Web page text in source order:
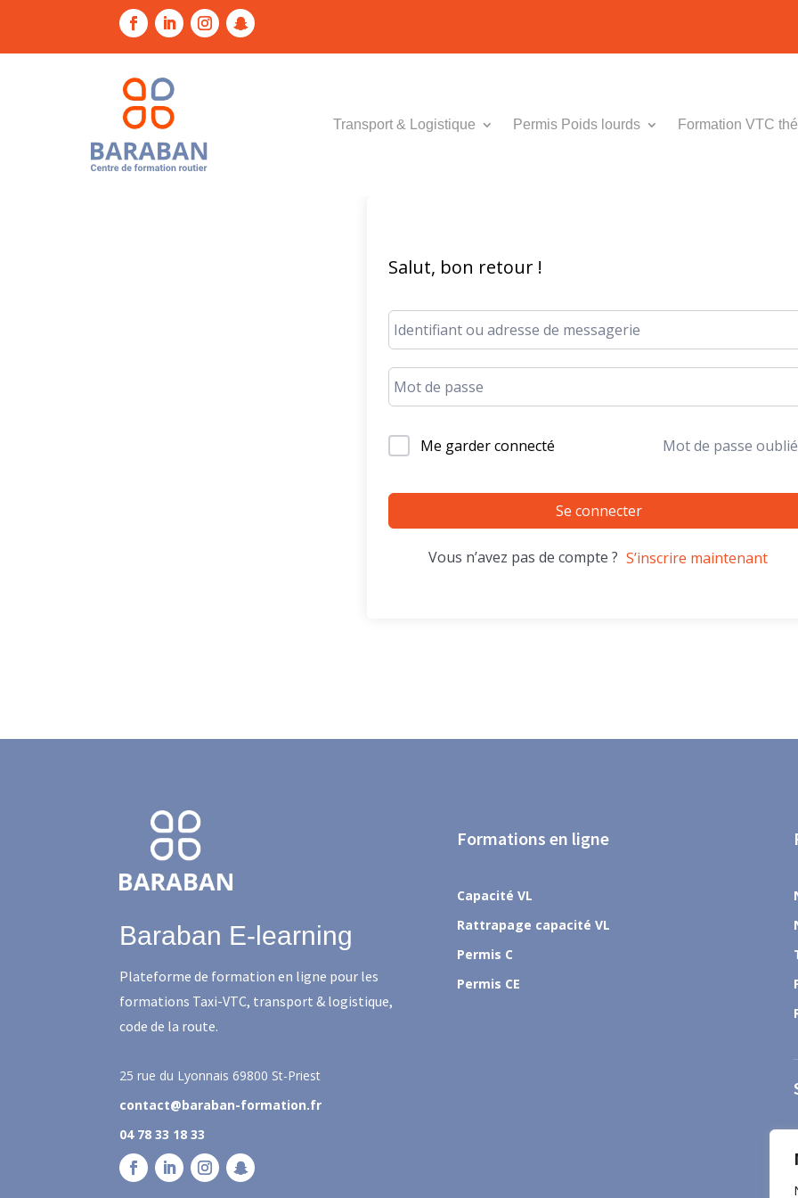
Transport & Logistique Permis Poids lourds Formation VTC
Salut, bon retour !
Me garder connecté Mot de passe
Se connecter
Vous n’avez pas de compte ? S’inscrire maintenant
Baraban E-learning
Plateforme de formation en ligne pour les
formations Taxi-VTC, transport & logistique,
code de la route.
25 rue du Lyonnais 69800 St-Priest
contact@baraban-formation.fr
04 78 33 18 33
Formations en ligne
Capacité VL
Rattrapage capacité VL
Permis C
Permis CE